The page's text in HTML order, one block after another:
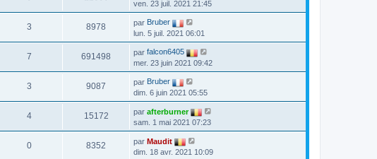
ven. 23 juil. 2021 21:45
3 8978 par Bruber
lun. 5 juil. 2021 06:01
7 691498 par falcon6405
mer. 23 juin 2021 09:42
3 9087 par Bruber
dim. 6 juin 2021 05:55
4 15172 par afterburner
sam. 1 mai 2021 07:23
0 8352 par Maudit
dim. 18 avr. 2021 10:09